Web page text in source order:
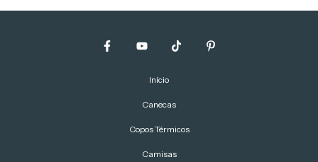
Início
Canecas
Copos Térmicos
Camisas